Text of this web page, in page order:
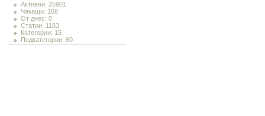
Активни: 25901
Чакащи: 168
От днес: 0
Статии: 1183
Категории: 15
Подкатегории: 60